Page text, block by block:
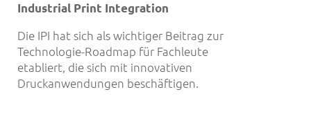
Industrial Print Integration
Die IPI hat sich als wichtiger Beitrag zur
Technologie-Roadmap für Fachleute
etabliert, die sich mit innovativen
Druckanwendungen beschäftigen.